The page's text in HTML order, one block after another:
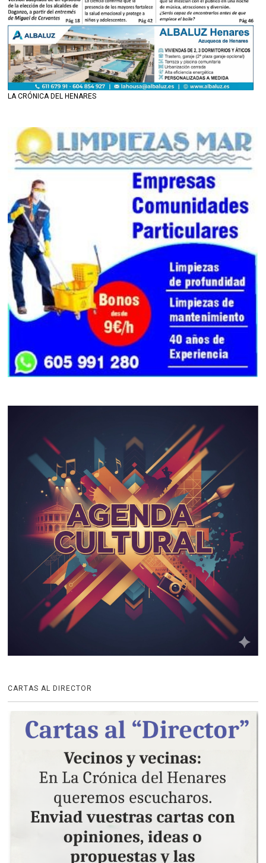
LA CRÓNICA DEL HENARES
CARTAS AL DIRECTOR